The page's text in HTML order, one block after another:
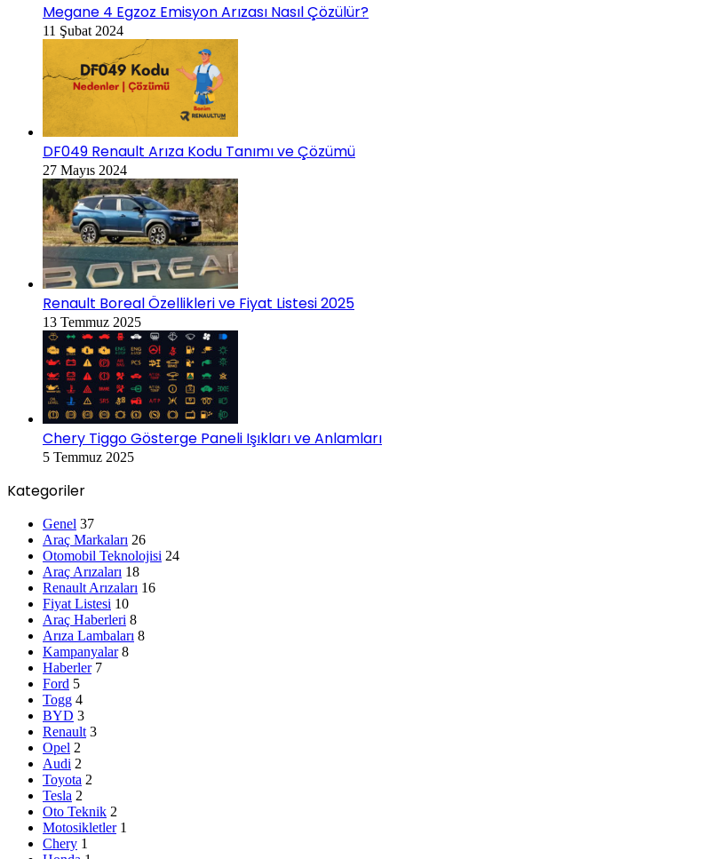
Megane 4 Egzoz Emisyon Arızası Nasıl Çözülür?
11 Şubat 2024
DF049 Renault Arıza Kodu Tanımı ve Çözümü
27 Mayıs 2024
Renault Boreal Özellikleri ve Fiyat Listesi 2025
13 Temmuz 2025
Chery Tiggo Gösterge Paneli Işıkları ve Anlamları
5 Temmuz 2025
Kategoriler
Genel 37
Araç Markaları 26
Otomobil Teknolojisi 24
Araç Arızaları 18
Renault Arızaları 16
Fiyat Listesi 10
Araç Haberleri 8
Arıza Lambaları 8
Kampanyalar 8
Haberler 7
Ford 5
Togg 4
BYD 3
Renault 3
Opel 2
Audi 2
Toyota 2
Tesla 2
Oto Teknik 2
Motosikletler 1
Chery 1